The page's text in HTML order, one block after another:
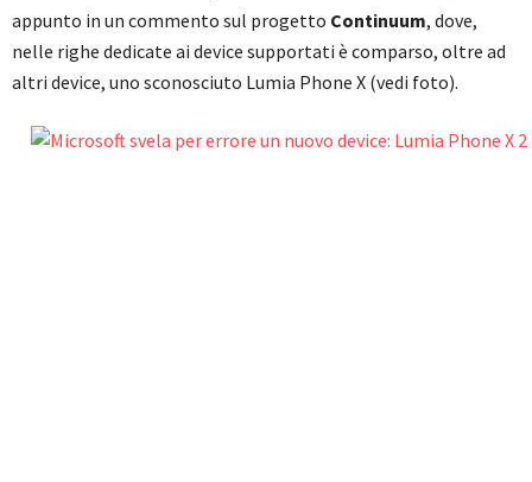
appunto in un commento sul progetto Continuum, dove,
nelle righe dedicate ai device supportati è comparso, oltre ad
altri device, uno sconosciuto Lumia Phone X (vedi foto).